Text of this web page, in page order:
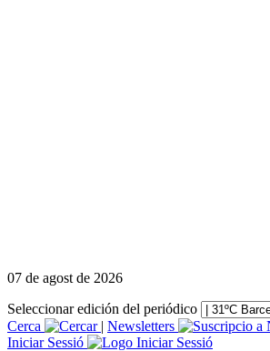
07 de agost de 2026
Seleccionar edición del periódico
Cerca
| Newsletters
Iniciar Sessió